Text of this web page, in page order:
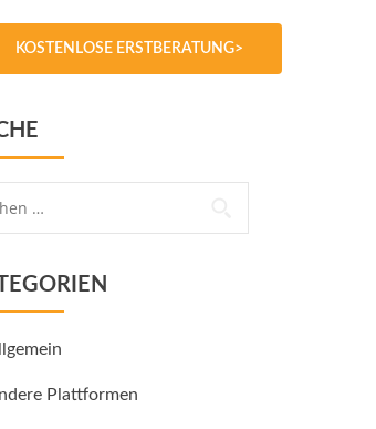
KOSTENLOSE ERSTBERATUNG>
Plattformen